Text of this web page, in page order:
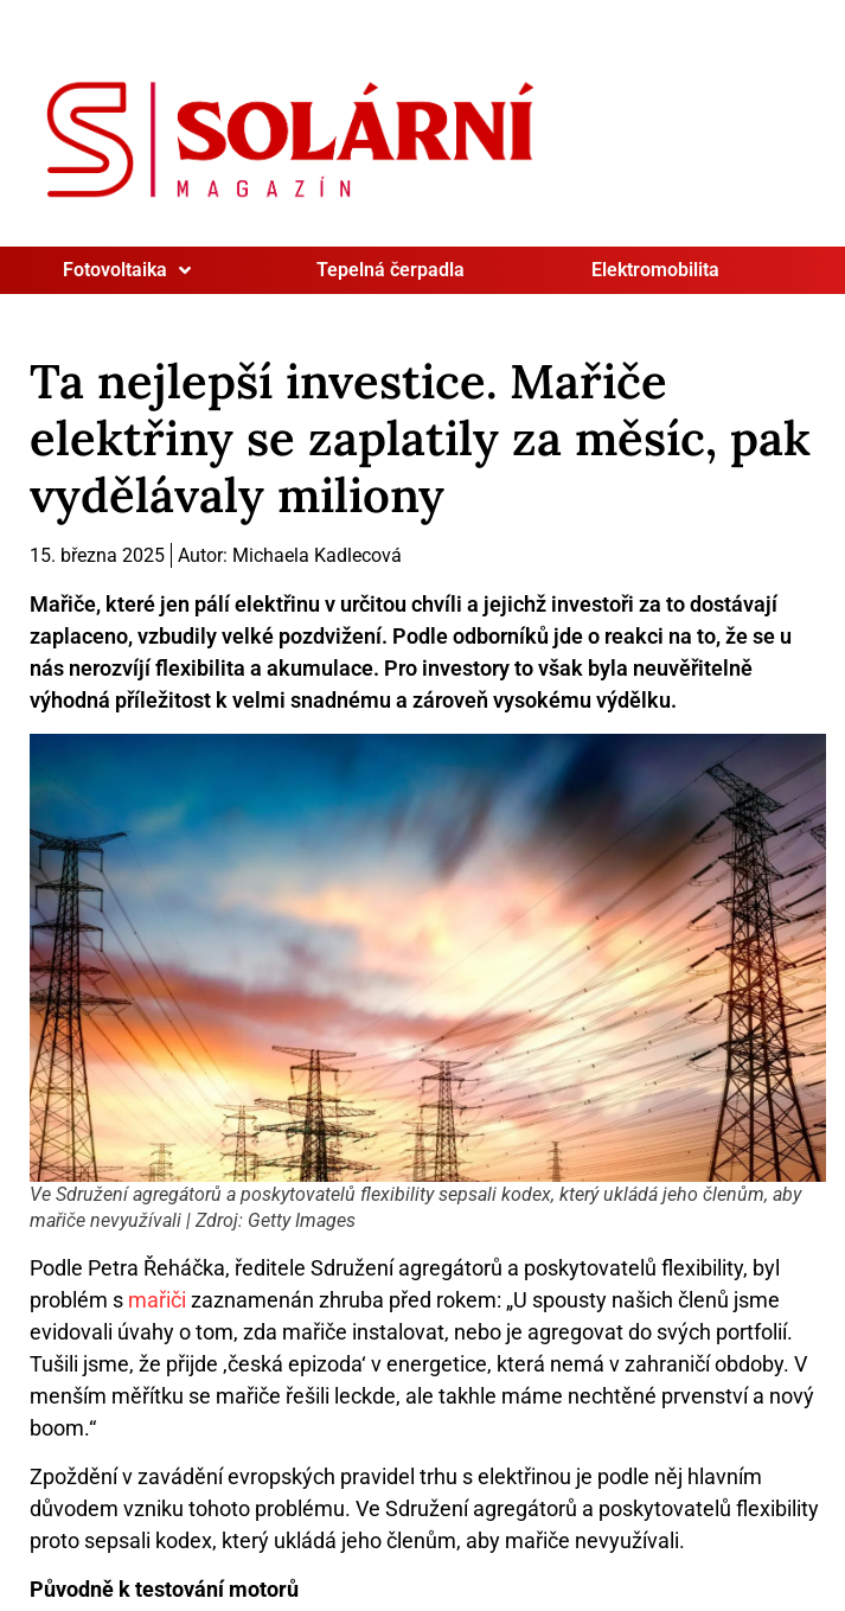
Fotovoltaika Tepelná čerpadla Elektromobilita
Ta nejlepší investice. Mařiče
elektřiny se zaplatily za měsíc, pak
vydělávaly miliony
15. března 2025 Autor: Michaela Kadlecová
Mařiče, které jen pálí elektřinu v určitou chvíli a jejichž investoři za to dostávají
zaplaceno, vzbudily velké pozdvižení. Podle odborníků jde o reakci na to, že se u
nás nerozvíjí flexibilita a akumulace. Pro investory to však byla neuvěřitelně
výhodná příležitost k velmi snadnému a zároveň vysokému výdělku.
Ve Sdružení agregátorů a poskytovatelů flexibility sepsali kodex, který ukládá jeho členům, aby
mařiče nevyužívali | Zdroj: Getty Images
Podle Petra Řeháčka, ředitele Sdružení agregátorů a poskytovatelů flexibility, byl
problém s mařiči zaznamenán zhruba před rokem: „U spousty našich členů jsme
evidovali úvahy o tom, zda mařiče instalovat, nebo je agregovat do svých portfolií.
Tušili jsme, že přijde ‚česká epizoda‘ v energetice, která nemá v zahraničí obdoby. V
menším měřítku se mařiče řešili leckde, ale takhle máme nechtěné prvenství a nový
boom.“
Zpoždění v zavádění evropských pravidel trhu s elektřinou je podle něj hlavním
důvodem vzniku tohoto problému. Ve Sdružení agregátorů a poskytovatelů flexibility
proto sepsali kodex, který ukládá jeho členům, aby mařiče nevyužívali.
Původně k testování motorů